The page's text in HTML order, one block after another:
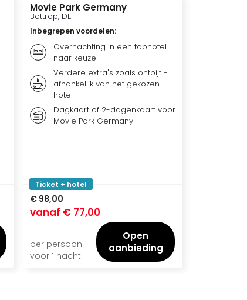
Movie Park Germany
Bottrop, DE
Inbegrepen voordelen:
Overnachting in een tophotel
naar keuze
Verdere extra's zoals ontbijt -
afhankelijk van het gekozen
hotel
Dagkaart of 2-dagenkaart voor
Movie Park Germany
Ticket + hotel
€ 98,00
vanaf € 77,00
per persoon
voor 1 nacht
Open
aanbieding